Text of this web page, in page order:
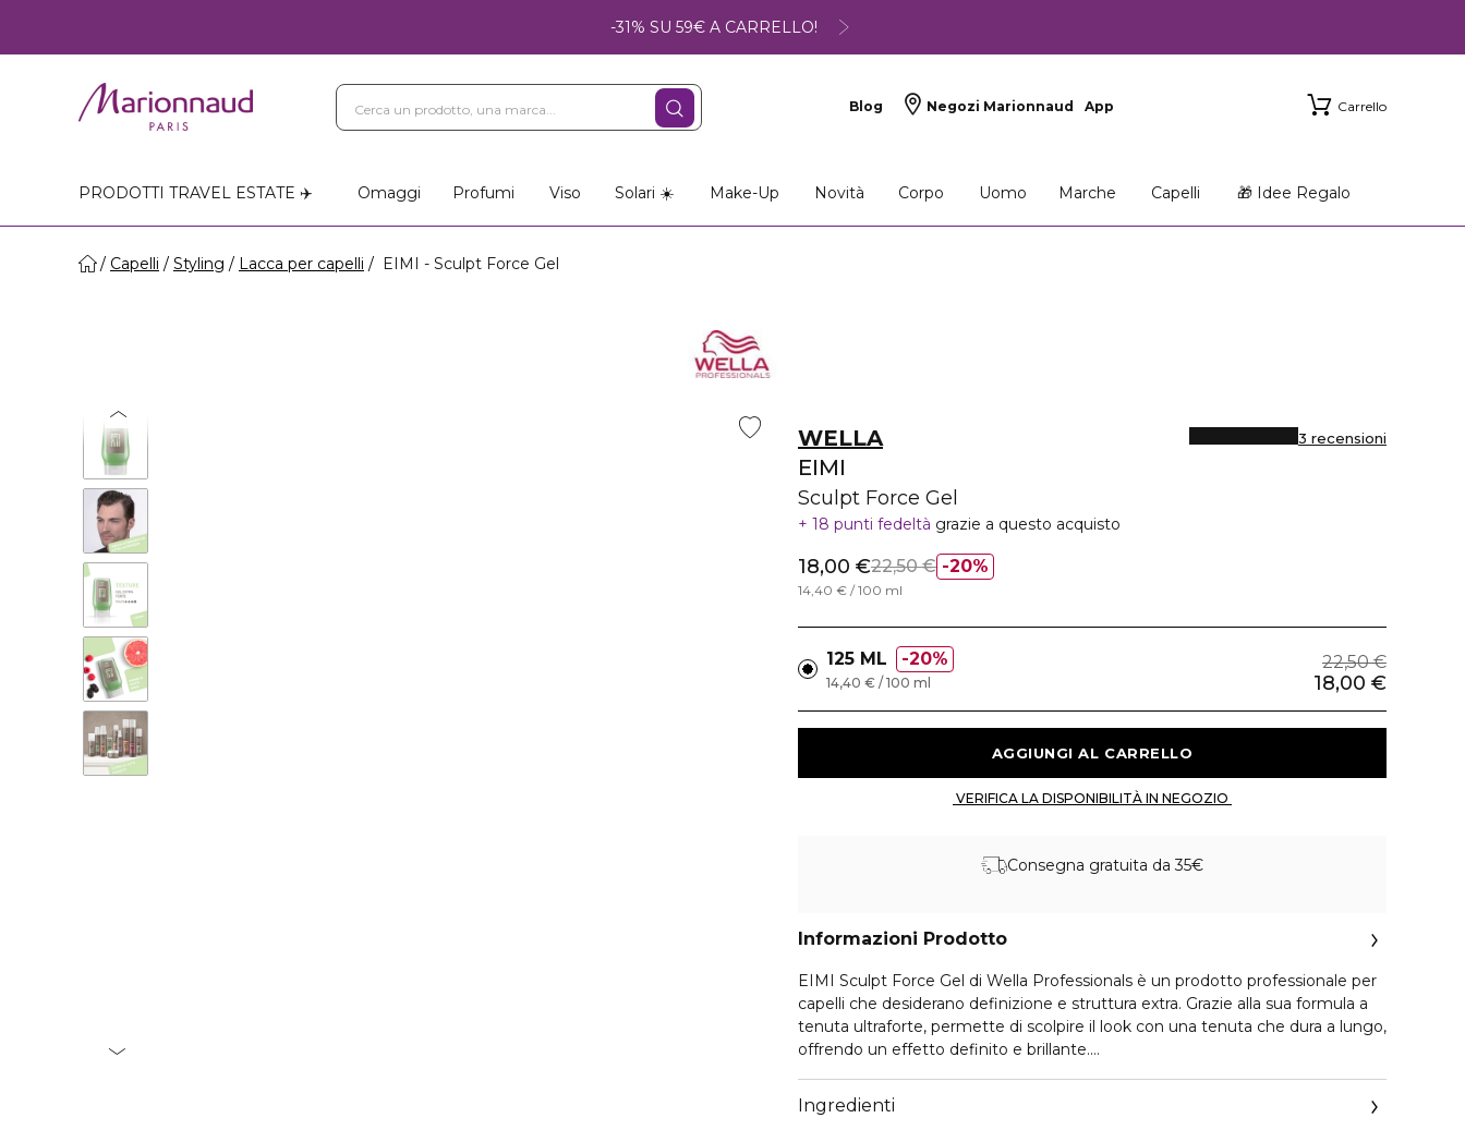
-31% SU 59€ A CARRELLO!
Blog Negozi Marionnaud App Carrello
PRODOTTI TRAVEL ESTATE ✈️ Omaggi Profumi Viso Solari ☀️ Make-Up Novità Corpo Uomo Marche Capelli 🎁 Idee Regalo
Capelli Styling Lacca per capelli EIMI - Sculpt Force Gel
WELLA
EIMI
Sculpt Force Gel
3 recensioni
18 punti fedeltà grazie a questo acquisto
20%
18,00 €22,50 €
14,40 € / 100 ml
125 ML 20% 22,50 €
18,00 €
14,40 € / 100 ml
Consegna gratuita da 35€
Informazioni Prodotto
EIMI Sculpt Force Gel di Wella Professionals è un prodotto professionale per
capelli che desiderano definizione e struttura extra. Grazie alla sua formula a
tenuta ultraforte, permette di scolpire il look con una tenuta che dura a lungo,
offrendo un effetto definito e brillante.
Si prende cura dei tuoi capelli grazie alla sua formula mirata con:
Ingredienti